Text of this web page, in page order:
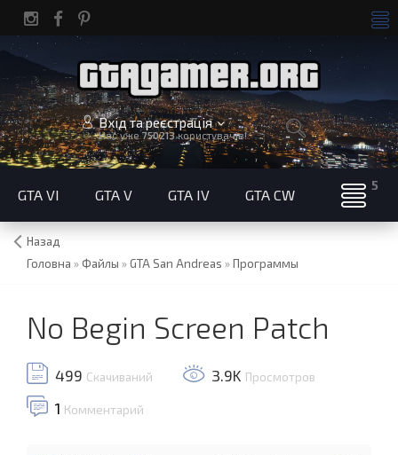
Вхід та реєстрація
Нас уже750213користувачів!
GTA VI GTA V GTA IV GTA CW
Назад
Головна »Файлы » GTA San Andreas »Программы
No Begin Screen Patch
499 Скачиваний 3.9K Просмотров
1 Комментарий